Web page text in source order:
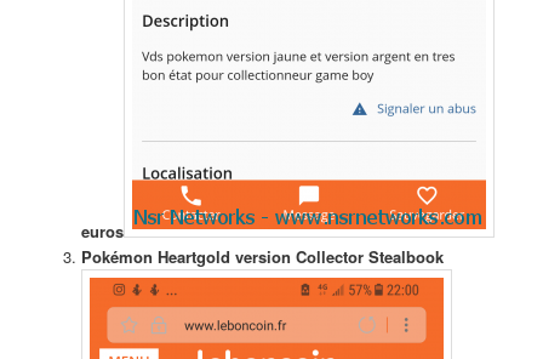
euros
Pokémon Heartgold version Collector Stealbook